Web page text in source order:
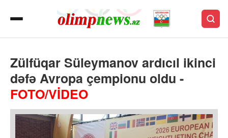
Zülfüqar Süleymanov ardıcıl ikinci
dəfə Avropa çempionu oldu -
FOTO/VİDEO